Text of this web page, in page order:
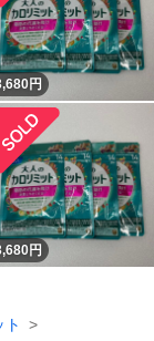
円
円
ト